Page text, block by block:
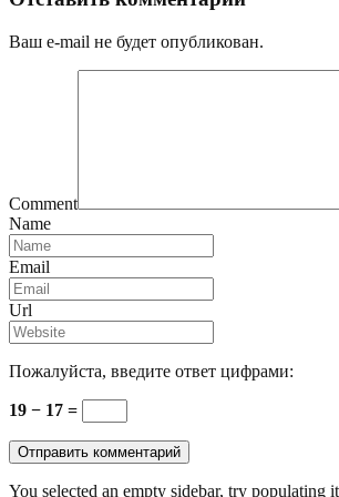
Ваш e-mail не будет опубликован.
Comment
Name
Email
Url
Пожалуйста, введите ответ цифрами:
19 − 17 =
You selected an empty sidebar, try populating